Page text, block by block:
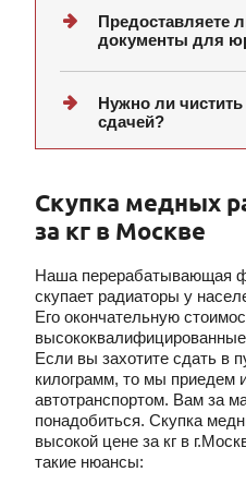
Предоставляете
документы для
Нужно ли
сдачей?
Скупка медных
за кг в Москве
Наша перерабатывающая
скупает радиаторы у
Его окончательную
Если вы захотите сдать в
килограмм, то мы приедем
автотранспортом. Вам за
понадобиться. Скупка
высокой цене за кг в
такие нюансы: